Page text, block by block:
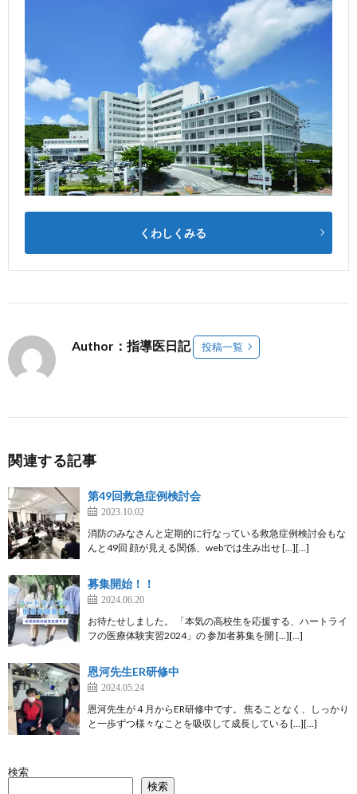
くわしくみる
Author：指導医日記 投稿一覧
関連する記事
第49回救急症例検討会
2023.10.02
消防のみなさんと定期的に行なっている救急症例検討会もな
んと49回 顔が見える関係、webでは生み出せ […][…]
募集開始！！
2024.06.20
お待たせしました。 「本気の高校生を応援する、ハートライ
フの医療体験実習2024」の 参加者募集を開 […][…]
恩河先生ER研修中
2024.05.24
恩河先生が４月からER研修中です。 焦ることなく、しっかり
と一歩ずつ様々なことを吸収して成長している […][…]
検索
検索